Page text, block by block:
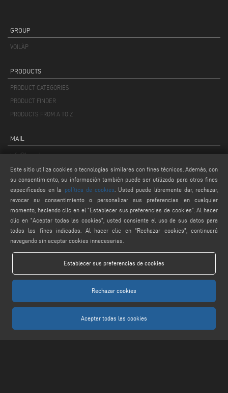
GROUP
VOILÀP
PRODUCTS
PRODUCT CATEGORIES
PRODUCT FINDER
PRODUCTS FROM A TO Z
MAIL
info@keraglass.com
service@keraglass.com
webmaster@emmegi.com
LEGAL NOTES
AJUSTES DE COOKIES
Este sitio utiliza cookies o tecnologías similares con fines técnicos. Además, con
su consentimiento, su información también puede ser utilizada para otros fines
especificados en la
política de cookies . Usted puede libremente dar, rechazar,
revocar su consentimiento o personalizar sus preferencias en cualquier
momento, haciendo clic en el "Establecer sus preferencias de cookies". Al hacer
clic en "Aceptar todas las cookies", usted consiente el uso de sus datos para
todos los fines indicados. Al hacer clic en "Rechazar cookies", continuará
navegando sin aceptar cookies innecesarias.
Establecer sus preferencias de cookies
Rechazar cookies
Aceptar todas las cookies